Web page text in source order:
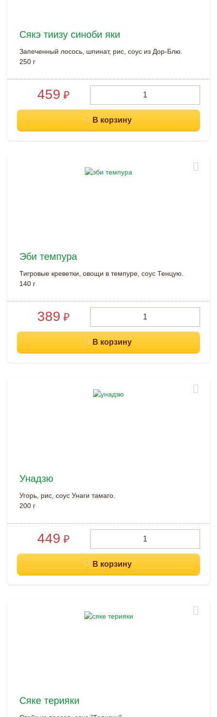
Сякэ тиизу синоби яки
Запеченный лосось, шпинат, рис, соус из Дор-Блю.
250 г
459 ₽
Эби темпура
Тигровые креветки, овощи в темпуре, соус Тенцую.
140 г
389 ₽
Унадзю
Угорь, рис, соус Унаги тамаго.
200 г
449 ₽
Сяке терияки